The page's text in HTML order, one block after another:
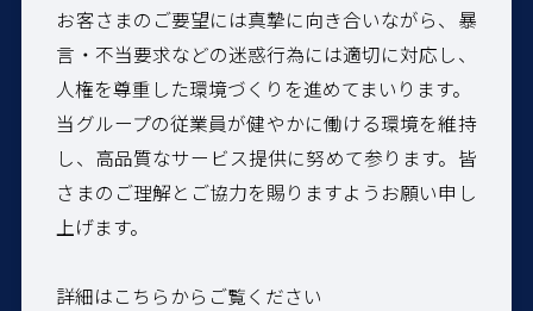
お客さまのご要望には真摯に向き合いながら、暴
言・不当要求などの迷惑行為には適切に対応し、
人権を尊重した環境づくりを進めてまいります。
当グループの従業員が健やかに働ける環境を維持
し、高品質なサービス提供に努めて参ります。皆
さまのご理解とご協力を賜りますようお願い申し
上げます。
詳細はこちらからご覧ください